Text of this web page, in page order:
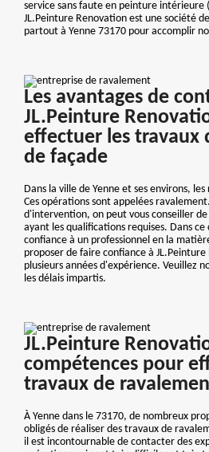
service sans faute en peinture intérieure
JL.Peinture Renovation est une société
partout à Yenne 73170 pour accomplir
Les avantages de
JL.Peinture
effectuer les travaux
de façade
Dans la ville de Yenne et ses environs,
Ces opérations sont appelées
d'intervention, on peut vous conseiller
ayant les qualifications requises. Dans ce
confiance à un professionnel en la
proposer de faire confiance à
plusieurs années d'expérience. Veuillez
les délais impartis.
JL.Peinture
compétences pour
travaux de
À Yenne dans le 73170, de nombreux
obligés de réaliser des travaux de
il est incontournable de contacter des